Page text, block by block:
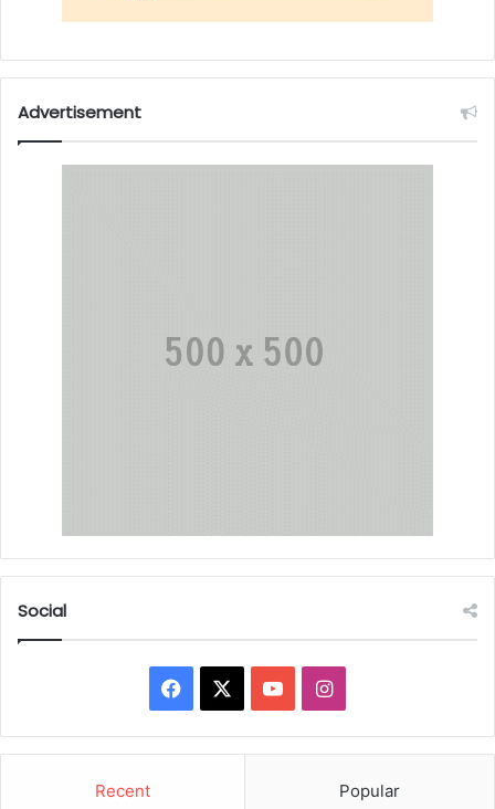
Advertisement
Social
Facebook YouTubeInstagram
Recent Popular